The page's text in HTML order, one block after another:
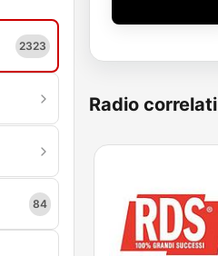
2323
84
Radio correlati